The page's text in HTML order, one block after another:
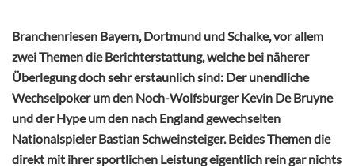
Branchenriesen Bayern, Dortmund und Schalke, vor allem
zwei Themen die Berichterstattung, welche bei näherer
Überlegung doch sehr erstaunlich sind: Der unendliche
Wechselpoker um den Noch-Wolfsburger Kevin De Bruyne
und der Hype um den nach England gewechselten
Nationalspieler Bastian Schweinsteiger. Beides Themen die
direkt mit ihrer sportlichen Leistung eigentlich rein gar nichts